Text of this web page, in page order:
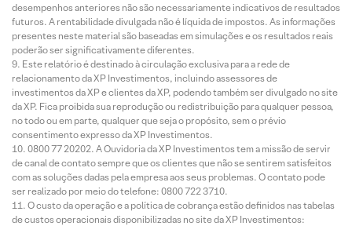
desempenhos anteriores não são necessariamente indicativos de resultados
futuros. A rentabilidade divulgada não é líquida de impostos. As informações
presentes neste material são baseadas em simulações e os resultados reais
poderão ser significativamente diferentes.
Este relatório é destinado à circulação exclusiva para a rede de
relacionamento da XP Investimentos, incluindo assessores de
investimentos da XP e clientes da XP, podendo também ser divulgado no site
da XP. Fica proibida sua reprodução ou redistribuição para qualquer pessoa,
no todo ou em parte, qualquer que seja o propósito, sem o prévio
consentimento expresso da XP Investimentos.
0800 77 20202. A Ouvidoria da XP Investimentos tem a missão de servir
de canal de contato sempre que os clientes que não se sentirem satisfeitos
com as soluções dadas pela empresa aos seus problemas. O contato pode
ser realizado por meio do telefone: 0800 722 3710.
O custo da operação e a política de cobrança estão definidos nas tabelas
de custos operacionais disponibilizadas no site da XP Investimentos: